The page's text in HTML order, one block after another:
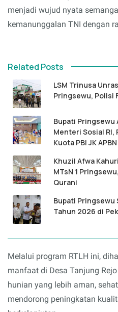
menjadi wujud nyata
kemanunggalan TNI dengan
Related Posts
LSM Trinusa
Pringsewu, Polisi
Bupati Pringsewu
Menteri Sosial RI,
Kuota PBI JK APBN
Khuzil Afwa
MTsN 1
Qurani
Bupati Pringsewu
Tahun 2026 di
Melalui program RTLH ini,
manfaat di Desa Tanjung
hunian yang lebih aman,
mendorong peningkatan